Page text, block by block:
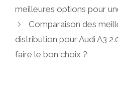
meilleures options pour
Comparaison des
distribution pour Audi A3
faire le bon choix ?